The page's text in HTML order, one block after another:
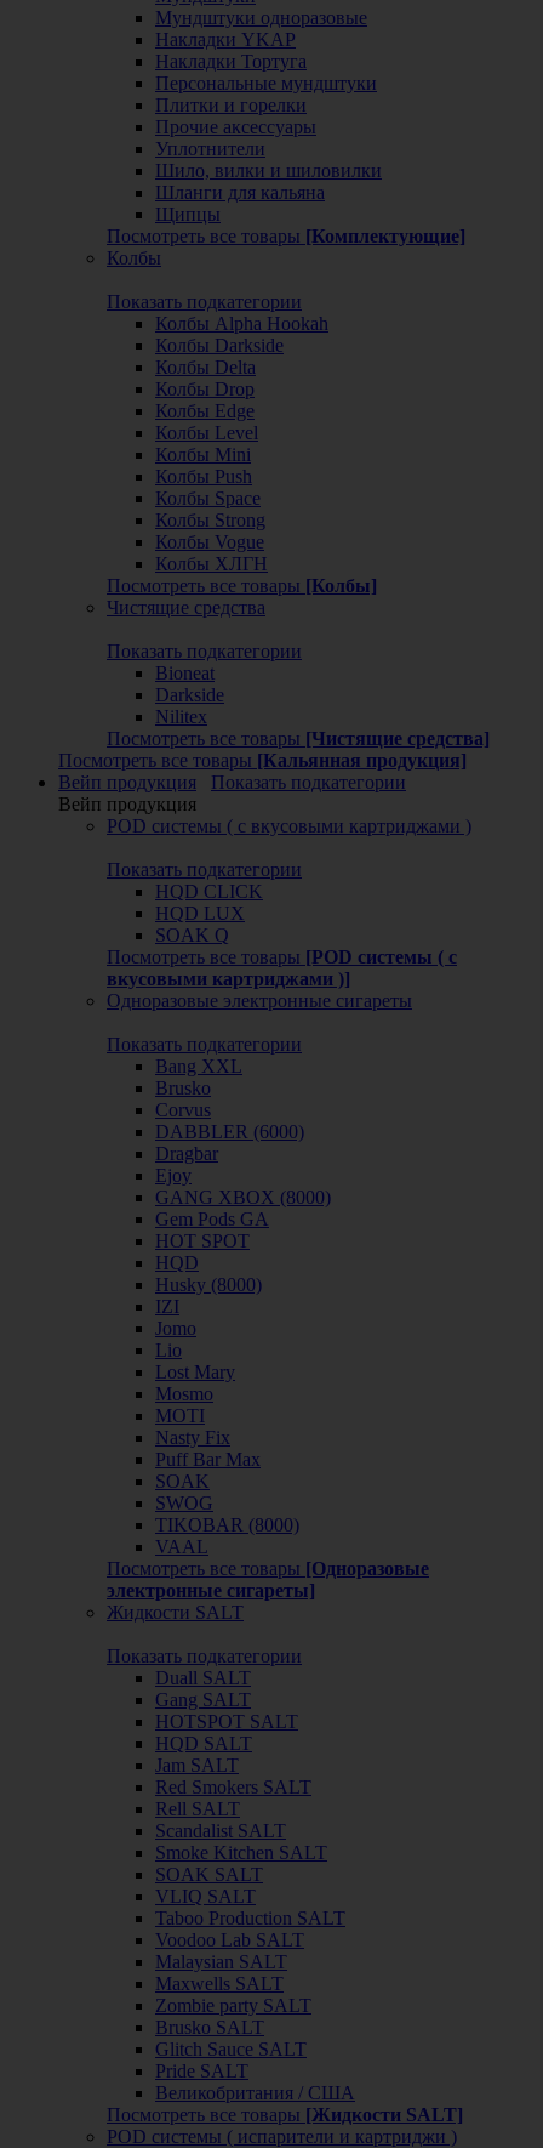
Мундштуки одноразовые
Накладки YKAP
Накладки Тортуга
Персональные мундштуки
Плитки и горелки
Прочие аксессуары
Уплотнители
Шило, вилки и шиловилки
Шланги для кальяна
Щипцы
Посмотреть все товары [Комплектующие]
Колбы
Показать подкатегории
Колбы Alpha Hookah
Колбы Darkside
Колбы Delta
Колбы Drop
Колбы Edge
Колбы Level
Колбы Mini
Колбы Push
Колбы Space
Колбы Strong
Колбы Vogue
Колбы ХЛГН
Посмотреть все товары [Колбы]
Чистящие средства
Показать подкатегории
Bioneat
Darkside
Nilitex
Посмотреть все товары [Чистящие средства]
Посмотреть все товары [Кальянная продукция]
Вейп продукция
Показать подкатегории
Вейп продукция
POD системы ( с вкусовыми картриджами )
Показать подкатегории
HQD CLICK
HQD LUX
SOAK Q
Посмотреть все товары [POD системы ( с
вкусовыми картриджами )]
Одноразовые электронные сигареты
Показать подкатегории
Bang XXL
Brusko
Corvus
DABBLER (6000)
Dragbar
Ejoy
GANG XBOX (8000)
Gem Pods GA
HOT SPOT
HQD
Husky (8000)
IZI
Jomo
Lio
Lost Mary
Mosmo
MOTI
Nasty Fix
Puff Bar Max
SOAK
SWOG
TIKOBAR (8000)
VAAL
Посмотреть все товары [Одноразовые
электронные сигареты]
Жидкости SALT
Показать подкатегории
Duall SALT
Gang SALT
HOTSPOT SALT
HQD SALT
Jam SALT
Red Smokers SALT
Rell SALT
Scandalist SALT
Smoke Kitchen SALT
SOAK SALT
VLIQ SALT
Taboo Production SALT
Voodoo Lab SALT
Malaysian SALT
Maxwells SALT
Zombie party SALT
Brusko SALT
Glitch Sauce SALT
Pride SALT
Великобритания / США
Посмотреть все товары [Жидкости SALT]
POD системы ( испарители и картриджи )